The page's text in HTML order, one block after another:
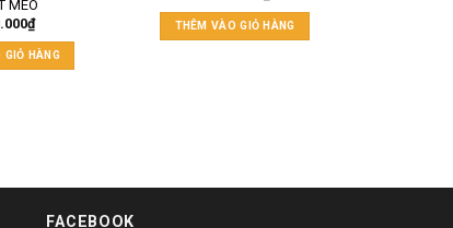
MÈO
₫
HÀNG
THÊM VÀO GIỎ HÀNG
FACEBOOK